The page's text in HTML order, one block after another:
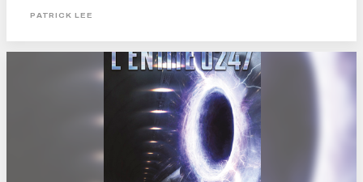
palliatif. Si vous cherchez de la Grande SF,...
PATRICK LEE